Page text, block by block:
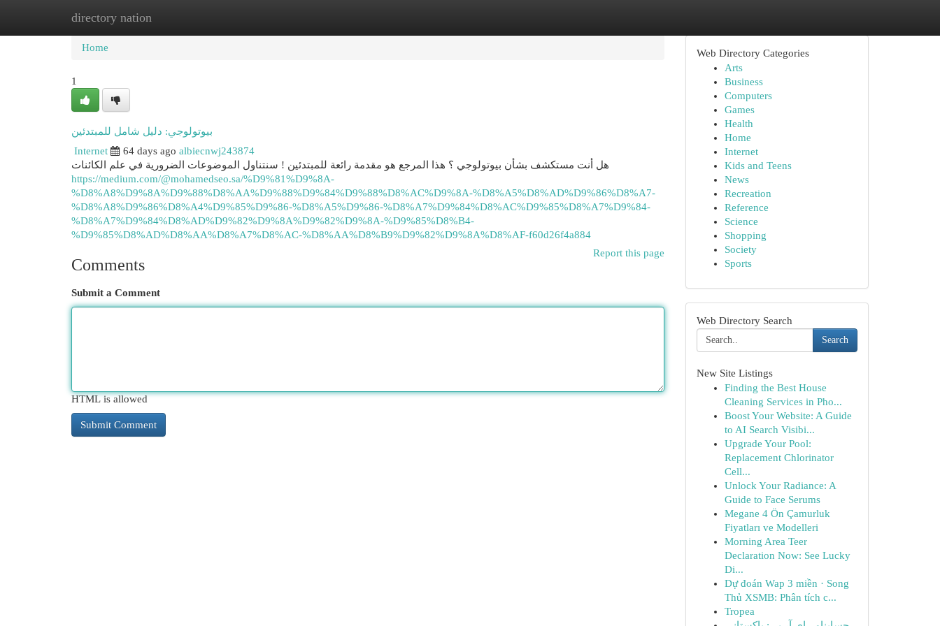
directory nation
Home New Site Listings
Home
1
بيوتولوجي: دليل شامل للمبتدئين
Internet
64 days ago albiecnwj243874
هل أنت مستكشف بشأن بيوتولوجي ؟ هذا المرجع هو مقدمة رائعة للمبتدئين ! سنتناول الموضوعات الضرورية في علم الكائنات
https://medium.com/@mohamedseo.sa/%D9%81%D9%8A-
%D8%A8%D9%8A%D9%88%D8%AA%D9%88%D9%84%D9%88%D8%AC%D9%8A-%D8%A5%D8%AD%D9%86%D8%A7-
%D8%A8%D9%86%D8%A4%D9%85%D9%86-%D8%A5%D9%86-%D8%A7%D9%84%D8%AC%D9%85%D8%A7%D9%84-
%D8%A7%D9%84%D8%AD%D9%82%D9%8A%D9%82%D9%8A-%D9%85%D8%B4-
%D9%85%D8%AD%D8%AA%D8%A7%D8%AC-%D8%AA%D8%B9%D9%82%D9%8A%D8%AF-f60d26f4a884
Report this page
Comments
Submit a Comment
HTML is allowed
Web Directory Categories
Arts
Business
Computers
Games
Health
Home
Internet
Kids and Teens
News
Recreation
Reference
Science
Shopping
Society
Sports
Web Directory Search
Search
New Site Listings
Finding the Best House
Cleaning Services in Pho...
Boost Your Website: A Guide
to AI Search Visibi...
Upgrade Your Pool:
Replacement Chlorinator
Cell...
Unlock Your Radiance: A
Guide to Face Serums
Megane 4 Ön Çamurluk
Fiyatları ve Modelleri
Morning Area Teer
Declaration Now: See Lucky
Di...
Dự đoán Wap 3 miền · Song
Thủ XSMB: Phân tích c...
Tropea